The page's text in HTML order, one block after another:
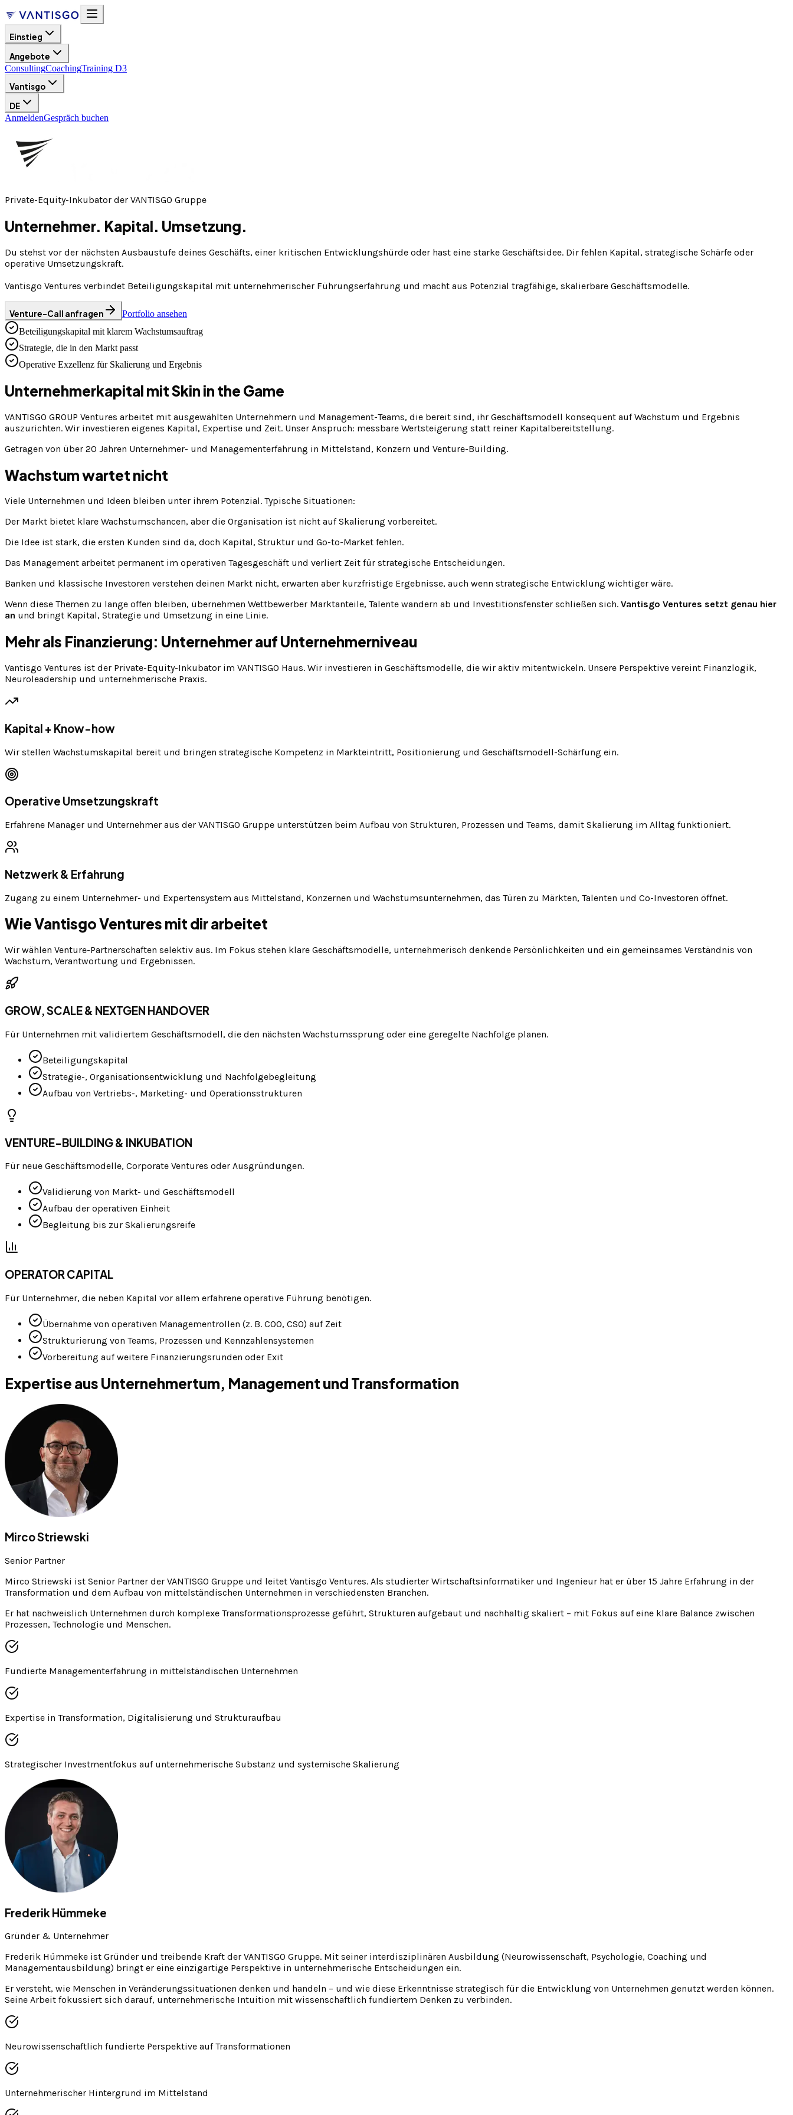
Einstieg
Angebote
ConsultingCoachingTraining D3
Vantisgo
DE
AnmeldenGespräch buchen
Private-Equity-Inkubator der VANTISGO Gruppe
Unternehmer. Kapital. Umsetzung.
Du stehst vor der nächsten Ausbaustufe deines Geschäfts, einer kritischen Entwicklungshürde oder hast eine starke Geschäftsidee. Dir fehlen Kapital, strategische Schärfe oder
operative Umsetzungskraft.
Vantisgo Ventures verbindet Beteiligungskapital mit unternehmerischer Führungserfahrung und macht aus Potenzial tragfähige, skalierbare Geschäftsmodelle.
Venture-Call anfragen
Portfolio ansehen
Beteiligungskapital mit klarem Wachstumsauftrag
Strategie, die in den Markt passt
Operative Exzellenz für Skalierung und Ergebnis
Unternehmerkapital mit Skin in the Game
VANTISGO GROUP Ventures arbeitet mit ausgewählten Unternehmern und Management-Teams, die bereit sind, ihr Geschäftsmodell konsequent auf Wachstum und Ergebnis
auszurichten. Wir investieren eigenes Kapital, Expertise und Zeit. Unser Anspruch: messbare Wertsteigerung statt reiner Kapitalbereitstellung.
Getragen von über 20 Jahren Unternehmer- und Managementerfahrung in Mittelstand, Konzern und Venture-Building.
Wachstum wartet nicht
Viele Unternehmen und Ideen bleiben unter ihrem Potenzial. Typische Situationen:
Der Markt bietet klare Wachstumschancen, aber die Organisation ist nicht auf Skalierung vorbereitet.
Die Idee ist stark, die ersten Kunden sind da, doch Kapital, Struktur und Go-to-Market fehlen.
Das Management arbeitet permanent im operativen Tagesgeschäft und verliert Zeit für strategische Entscheidungen.
Banken und klassische Investoren verstehen deinen Markt nicht, erwarten aber kurzfristige Ergebnisse, auch wenn strategische Entwicklung wichtiger wäre.
Wenn diese Themen zu lange offen bleiben, übernehmen Wettbewerber Marktanteile, Talente wandern ab und Investitionsfenster schließen sich. Vantisgo Ventures setzt genau hier
an und bringt Kapital, Strategie und Umsetzung in eine Linie.
Mehr als Finanzierung: Unternehmer auf Unternehmerniveau
Vantisgo Ventures ist der Private-Equity-Inkubator im VANTISGO Haus. Wir investieren in Geschäftsmodelle, die wir aktiv mitentwickeln. Unsere Perspektive vereint Finanzlogik,
Neuroleadership und unternehmerische Praxis.
Kapital + Know-how
Wir stellen Wachstumskapital bereit und bringen strategische Kompetenz in Markteintritt, Positionierung und Geschäftsmodell-Schärfung ein.
Operative Umsetzungskraft
Erfahrene Manager und Unternehmer aus der VANTISGO Gruppe unterstützen beim Aufbau von Strukturen, Prozessen und Teams, damit Skalierung im Alltag funktioniert.
Netzwerk & Erfahrung
Zugang zu einem Unternehmer- und Expertensystem aus Mittelstand, Konzernen und Wachstumsunternehmen, das Türen zu Märkten, Talenten und Co-Investoren öffnet.
Wie Vantisgo Ventures mit dir arbeitet
Wir wählen Venture-Partnerschaften selektiv aus. Im Fokus stehen klare Geschäftsmodelle, unternehmerisch denkende Persönlichkeiten und ein gemeinsames Verständnis von
Wachstum, Verantwortung und Ergebnissen.
GROW, SCALE & NEXTGEN HANDOVER
Für Unternehmen mit validiertem Geschäftsmodell, die den nächsten Wachstumssprung oder eine geregelte Nachfolge planen.
Beteiligungskapital
Strategie-, Organisationsentwicklung und Nachfolgebegleitung
Aufbau von Vertriebs-, Marketing- und Operationsstrukturen
VENTURE-BUILDING & INKUBATION
Für neue Geschäftsmodelle, Corporate Ventures oder Ausgründungen.
Validierung von Markt- und Geschäftsmodell
Aufbau der operativen Einheit
Begleitung bis zur Skalierungsreife
OPERATOR CAPITAL
Für Unternehmer, die neben Kapital vor allem erfahrene operative Führung benötigen.
Übernahme von operativen Managementrollen (z. B. COO, CSO) auf Zeit
Strukturierung von Teams, Prozessen und Kennzahlensystemen
Vorbereitung auf weitere Finanzierungsrunden oder Exit
Expertise aus Unternehmertum, Management und Transformation
Mirco Striewski
Senior Partner
Mirco Striewski ist Senior Partner der VANTISGO Gruppe und leitet Vantisgo Ventures. Als studierter Wirtschaftsinformatiker und Ingenieur hat er über 15 Jahre Erfahrung in der
Transformation und dem Aufbau von mittelständischen Unternehmen in verschiedensten Branchen.
Er hat nachweislich Unternehmen durch komplexe Transformationsprozesse geführt, Strukturen aufgebaut und nachhaltig skaliert – mit Fokus auf eine klare Balance zwischen
Prozessen, Technologie und Menschen.
Fundierte Managementerfahrung in mittelständischen Unternehmen
Expertise in Transformation, Digitalisierung und Strukturaufbau
Strategischer Investmentfokus auf unternehmerische Substanz und systemische Skalierung
Frederik Hümmeke
Gründer & Unternehmer
Frederik Hümmeke ist Gründer und treibende Kraft der VANTISGO Gruppe. Mit seiner interdisziplinären Ausbildung (Neurowissenschaft, Psychologie, Coaching und
Managementausbildung) bringt er eine einzigartige Perspektive in unternehmerische Entscheidungen ein.
Er versteht, wie Menschen in Veränderungssituationen denken und handeln – und wie diese Erkenntnisse strategisch für die Entwicklung von Unternehmen genutzt werden können.
Seine Arbeit fokussiert sich darauf, unternehmerische Intuition mit wissenschaftlich fundiertem Denken zu verbinden.
Neurowissenschaftlich fundierte Perspektive auf Transformationen
Unternehmerischer Hintergrund im Mittelstand